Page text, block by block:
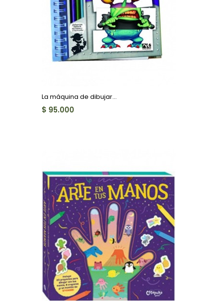
La máquina de dibujar...
$ 95.000